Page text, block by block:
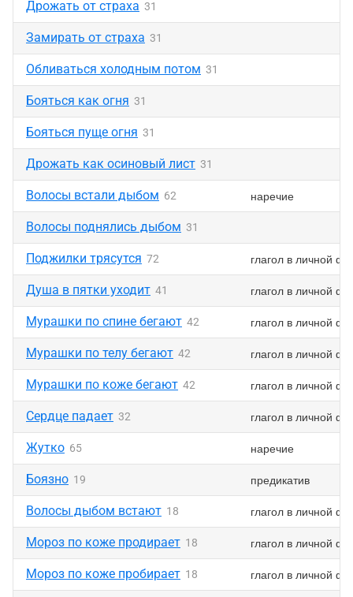
Дрожать от страха 31
Замирать от страха 31
Обливаться холодным потом 31
Бояться как огня 31
Бояться пуще огня 31
Дрожать как осиновый лист 31
Волосы встали дыбом 62 наречие
Волосы поднялись дыбом 31
Поджилки трясутся 72 глагол в личной
Душа в пятки уходит 41 глагол в личной
Мурашки по спине бегают 42 глагол в личной
Мурашки по телу бегают 42 глагол в личной
Мурашки по коже бегают 42 глагол в личной
Сердце падает 32 глагол в личной
Жутко 65 наречие
Боязно 19 предикатив
Волосы дыбом встают 18 глагол в личной
Мороз по коже продирает 18 глагол в личной
Мороз по коже пробирает 18 глагол в личной